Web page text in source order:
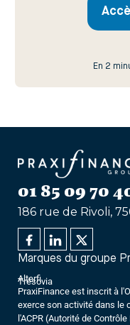
En 2
01 85 09 70
186 rue de Rivoli,
Marques du groupe
Alterfi
Trésovia
PraxiFinance est inscrit à
exerce son activité dans le
l'ACPR (Autorité de